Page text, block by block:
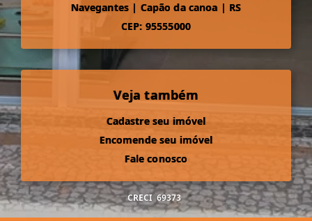
Navegantes | Capão da canoa | RS
CEP: 95555000
Veja também
Cadastre seu imóvel
Encomende seu imóvel
Fale conosco
CRECI 69373